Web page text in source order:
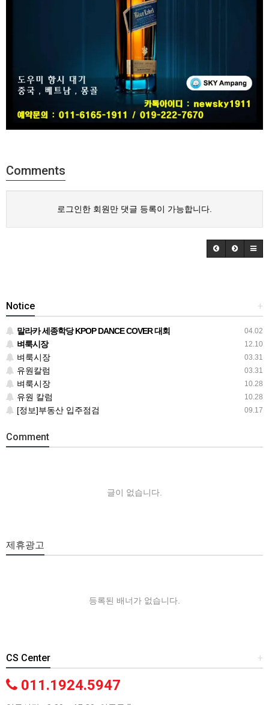
Comments
로그인한 회원만 댓글 등록이 가능합니다.
+
Notice
04.02
말라카 세종학당 KPOP DANCE COVER 대회
12.10
벼룩시장
03.31
벼룩시장
03.31
유원칼럼
10.28
벼룩시장
10.28
유원 칼럼
09.17
[정보]부동산 입주점검
Comment
글이 없습니다.
제휴광고
등록된 배너가 없습니다.
+
CS Center
011.1924.5947